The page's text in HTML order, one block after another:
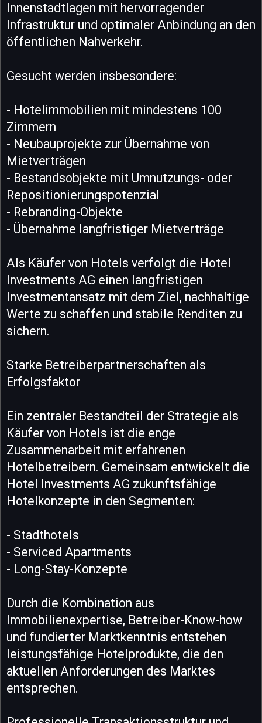
Innenstadtlagen mit hervorragender
Infrastruktur und optimaler Anbindung an den
öffentlichen Nahverkehr.
Gesucht werden insbesondere:
- Hotelimmobilien mit mindestens 100
Zimmern
- Neubauprojekte zur Übernahme von
Mietverträgen
- Bestandsobjekte mit Umnutzungs- oder
Repositionierungspotenzial
- Rebranding-Objekte
- Übernahme langfristiger Mietverträge
Als Käufer von Hotels verfolgt die Hotel
Investments AG einen langfristigen
Investmentansatz mit dem Ziel, nachhaltige
Werte zu schaffen und stabile Renditen zu
sichern.
Starke Betreiberpartnerschaften als
Erfolgsfaktor
Ein zentraler Bestandteil der Strategie als
Käufer von Hotels ist die enge
Zusammenarbeit mit erfahrenen
Hotelbetreibern. Gemeinsam entwickelt die
Hotel Investments AG zukunftsfähige
Hotelkonzepte in den Segmenten:
- Stadthotels
- Serviced Apartments
- Long-Stay-Konzepte
Durch die Kombination aus
Immobilienexpertise, Betreiber-Know-how
und fundierter Marktkenntnis entstehen
leistungsfähige Hotelprodukte, die den
aktuellen Anforderungen des Marktes
entsprechen.